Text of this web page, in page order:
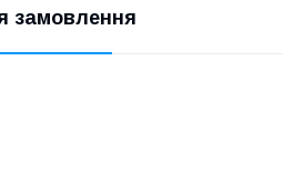
замовлення